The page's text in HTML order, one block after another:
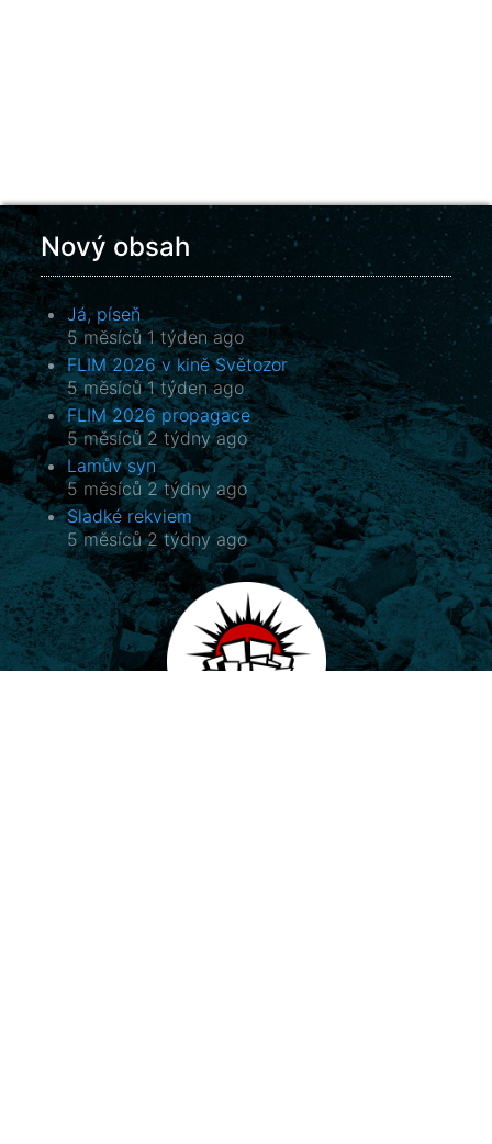
Nový obsah
Já, píseň
5 měsíců 1 týden ago
FLIM 2026 v kině Světozor
5 měsíců 1 týden ago
FLIM 2026 propagace
5 měsíců 2 týdny ago
Lamův syn
5 měsíců 2 týdny ago
Sladké rekviem
5 měsíců 2 týdny ago